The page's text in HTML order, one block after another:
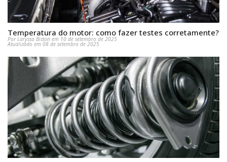
Temperatura do motor: como fazer testes corretamente?
Por Laryssa Biston em 10 de setembro de 2025
Atualizado em 08 de setembro de 2025